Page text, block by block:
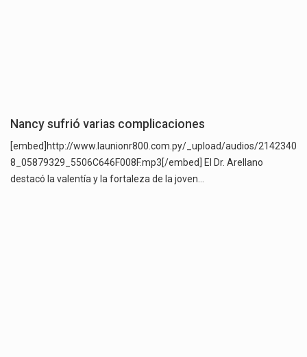
Nancy sufrió varias complicaciones
[embed]http://www.launionr800.com.py/_upload/audios/2142340
8_05879329_5506C646F008F.mp3[/embed] El Dr. Arellano
destacó la valentía y la fortaleza de la joven…